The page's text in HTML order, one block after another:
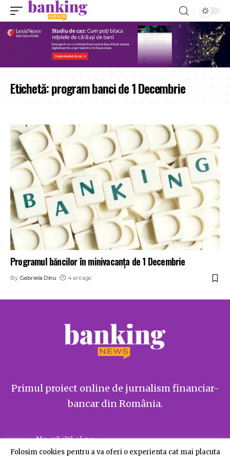
Etichetă:program banci de 1 Decembrie
Programul băncilor în minivacanța de 1 Decembrie
By Gabriela Dinu 4 ani ago
Primul proiect online de jurnalism financiar-
bancar din România.
Ne găsiți și pe
Folosim cookies pentru a va oferi o experienta cat mai placuta